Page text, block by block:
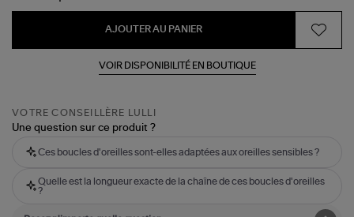
AJOUTER AU PANIER
VOIR DISPONIBILITÉ EN BOUTIQUE
VOTRE CONSEILLÈRE LULLI
Une question sur ce produit ?
Ces boucles d'oreilles sont-elles adaptées aux oreilles sensibles ?
Quelle est la longueur exacte de la chaîne de ces boucles d'oreilles
?